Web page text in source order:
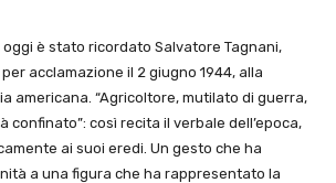
è stato ricordato Salvatore Tagnani,
acclamazione il 2 giugno 1944, alla
americana. “Agricoltore, mutilato di guerra,
confinato”: così recita il verbale dell’epoca,
ai suoi eredi. Un gesto che ha
a una figura che ha rappresentato la